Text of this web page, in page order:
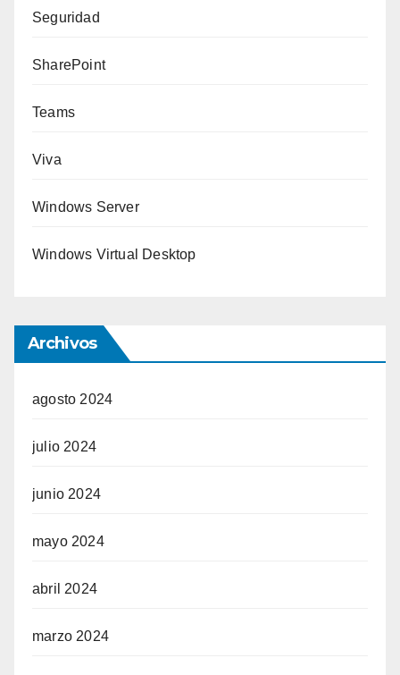
Seguridad
SharePoint
Teams
Viva
Windows Server
Windows Virtual Desktop
Archivos
agosto 2024
julio 2024
junio 2024
mayo 2024
abril 2024
marzo 2024